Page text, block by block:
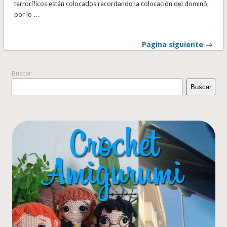
terroríficos están colocados recordando la colocación del dominó,
por lo …
Página siguiente →
Buscar
Buscar